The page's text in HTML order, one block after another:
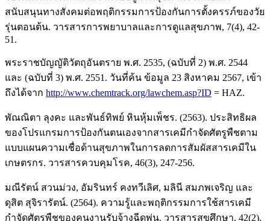
สนับสนุนทางสังคมต่อพฤติกรรมการป้องกันการตั้งครรภ์ของวัย
รุ่นตอนต้น. วารสารการพยาบาลและการดูแลสุขภาพ, 7(4), 42-
51.
พระราชบัญญัติวัตถุอันตราย พ.ศ. 2535, (ฉบับที่ 2) พ.ศ. 2544
และ (ฉบับที่ 3) พ.ศ. 2551. วันที่ค้น ข้อมูล 23 สิงหาคม 2567, เข้า
ถึงได้จาก http://www.chemtrack.org/lawchem.asp?ID = HAZ.
พัณณิตา ลุงคะ และพันธ์ทิพย์ หินหุ้มเพ็ชร. (2563). ประสิทธิผล
ของโปรแกรมการป้องกันตนเองจากสารเคมีกำจัดศัตรูพืชตาม
แบบแผนความเชื่อด้านสุขภาพในการลดการสัมผัสสารเคมีใน
เกษตรกร. วารสารควบคุมโรค, 46(3), 247-256.
มณีรัตน์ สวนม่วง, อัมรินทร์ คงทวีเลิศ, มลินี สมภพเจริญ และ
ดุสิต สุจิรารัตน์. (2564). ความรู้และพฤติกรรมการใช้สารเคมี
กำจัดศัตรูพืชของคนงานรับจ้างฉีดพ่น. วารสารสุขศึกษา, 42(2),